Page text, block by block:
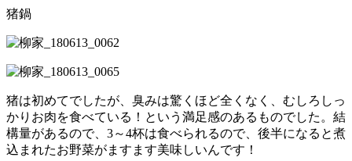
猪鍋
猪は初めてでしたが、臭みは驚くほど全くなく、むしろしっ
かりお肉を食べている！という満足感のあるものでした。結
構量があるので、 3～4杯は食べられるので、後半になると煮
込まれたお野菜がますます美味しいんです！